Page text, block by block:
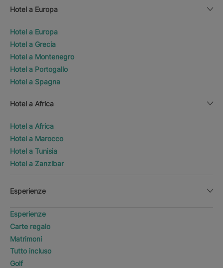
Hotel a Europa
Hotel a Europa
Hotel a Grecia
Hotel a Montenegro
Hotel a Portogallo
Hotel a Spagna
Hotel a Africa
Hotel a Africa
Hotel a Marocco
Hotel a Tunisia
Hotel a Zanzibar
Esperienze
Esperienze
Carte regalo
Matrimoni
Tutto incluso
Golf